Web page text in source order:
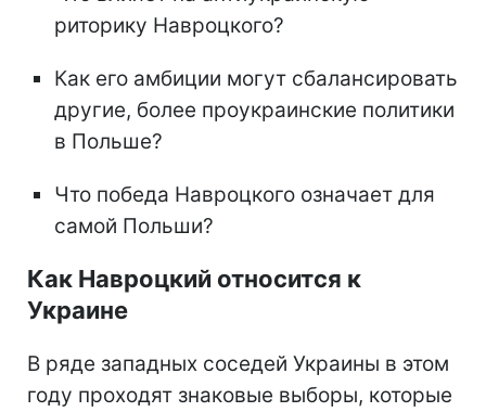
риторику Навроцкого?
Как его амбиции могут сбалансировать
другие, более проукраинские политики
в Польше?
Что победа Навроцкого означает для
самой Польши?
Как Навроцкий относится к
Украине
В ряде западных соседей Украины в этом
году проходят знаковые выборы, которые